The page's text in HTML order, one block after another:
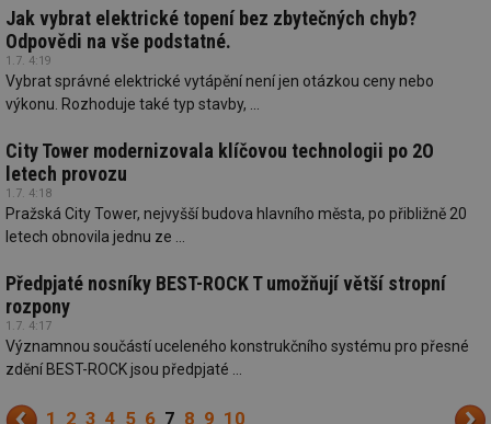
Jak vybrat elektrické topení bez zbytečných chyb?
Odpovědi na vše podstatné.
1.7. 4:19
Vybrat správné elektrické vytápění není jen otázkou ceny nebo
výkonu. Rozhoduje také typ stavby, ...
City Tower modernizovala klíčovou technologii po 2O
letech provozu
1.7. 4:18
Pražská City Tower, nejvyšší budova hlavního města, po přibližně 20
letech obnovila jednu ze ...
Předpjaté nosníky BEST-ROCK T umožňují větší stropní
rozpony
1.7. 4:17
Významnou součástí uceleného konstrukčního systému pro přesné
zdění BEST-ROCK jsou předpjaté ...
1 2 3 4 5 6 7 8 9 10
Název
g_state
.forum.tzb-
Zavřením
g_csrf_token
.forum.tzb-
info.cz
Zavřením
prohlížeče
id
konference.tzb-
1 rok